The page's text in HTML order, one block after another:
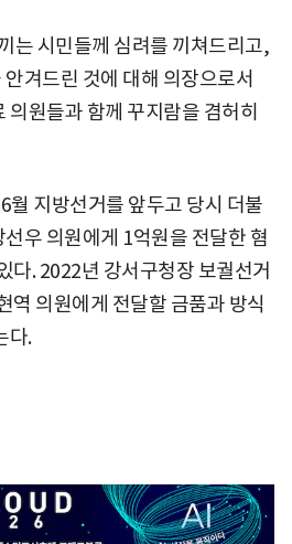
는 시민들께 심려를 끼쳐드리고,
겨드린 것에 대해 의장으로서
원들과 함께 꾸지람을 겸허히
월 지방선거를 앞두고 당시 더불
우 의원에게 1억원을 전달한 혐
다. 2022년 강서구청장 보궐선거
역 의원에게 전달할 금품과 방식
다.